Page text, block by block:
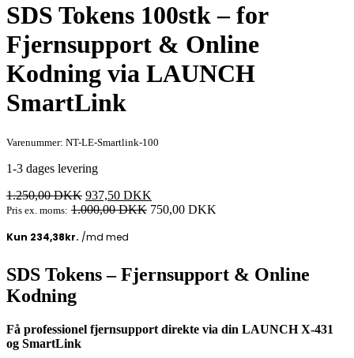
SDS Tokens 100stk – for
Fjernsupport & Online
Kodning via LAUNCH
SmartLink
Varenummer: NT-LE-Smartlink-100
1-3 dages levering
1.250,00DKK Den
oprindelige
var:
937,50 DKK
aktuelle
Pris ex. moms: 1.000,00DKK 750,00 DKK
SDS Tokens – Fjernsupport & Online
Kodning
Få professionel fjernsupport direkte via din LAUNCH X-431
og SmartLink